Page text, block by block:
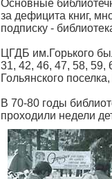
Основные
за дефицита книг,
подписку -
ЦГДБ им.Горького
31, 42, 46, 47, 58,
Гольянского
В 70-80 годы
проходили недели